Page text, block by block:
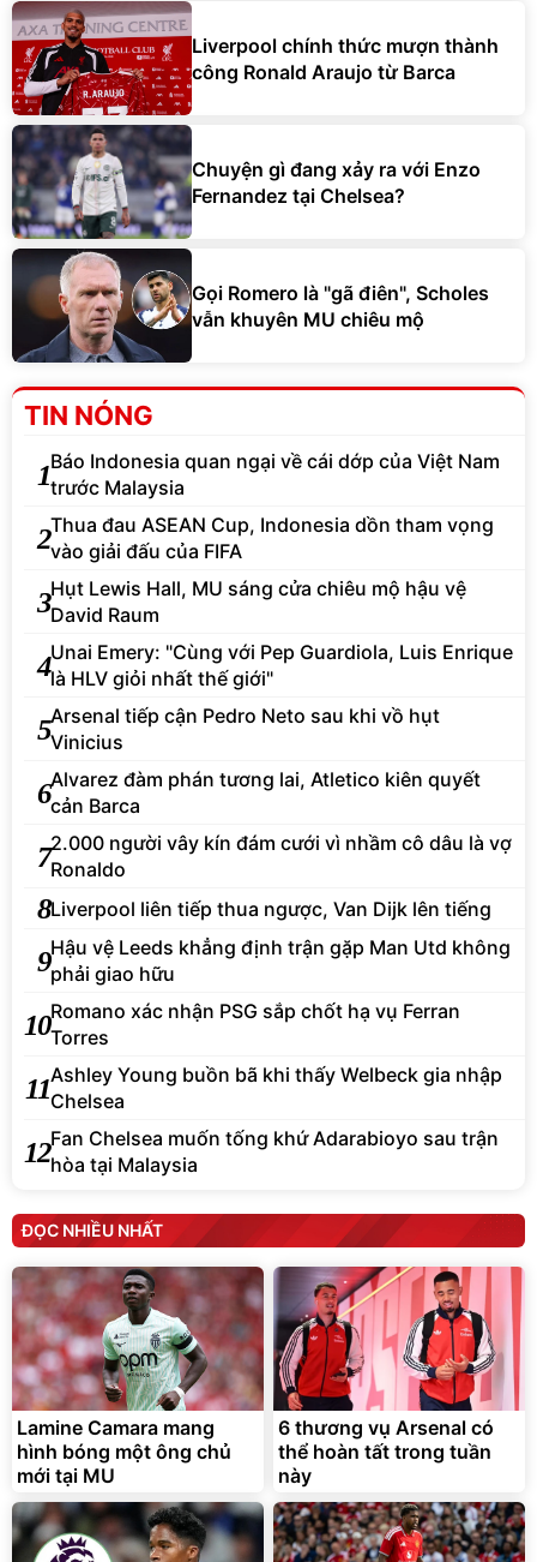
Liverpool chính thức mượn thành
công Ronald Araujo từ Barca
Chuyện gì đang xảy ra với Enzo
Fernandez tại Chelsea?
Gọi Romero là "gã điên", Scholes
vẫn khuyên MU chiêu mộ
TIN NÓNG
1Báo Indonesia quan ngại về cái dớp của Việt Nam
trước Malaysia
2Thua đau ASEAN Cup, Indonesia dồn tham vọng
vào giải đấu của FIFA
3Hụt Lewis Hall, MU sáng cửa chiêu mộ hậu vệ
David Raum
4Unai Emery: "Cùng với Pep Guardiola, Luis Enrique
là HLV giỏi nhất thế giới"
5Arsenal tiếp cận Pedro Neto sau khi vồ hụt
Vinicius
6Alvarez đàm phán tương lai, Atletico kiên quyết
cản Barca
72.000 người vây kín đám cưới vì nhầm cô dâu là vợ
Ronaldo
8Liverpool liên tiếp thua ngược, Van Dijk lên tiếng
9Hậu vệ Leeds khẳng định trận gặp Man Utd không
phải giao hữu
10Romano xác nhận PSG sắp chốt hạ vụ Ferran
Torres
11Ashley Young buồn bã khi thấy Welbeck gia nhập
Chelsea
12Fan Chelsea muốn tống khứ Adarabioyo sau trận
hòa tại Malaysia
ĐỌC NHIỀU NHẤT
Lamine Camara mang
hình bóng một ông chủ
mới tại MU
6 thương vụ Arsenal có
thể hoàn tất trong tuần
này